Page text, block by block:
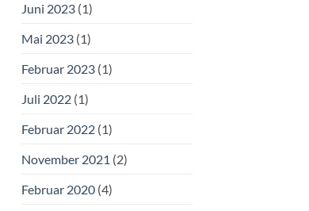
Juni 2023(1)
Mai 2023(1)
Februar 2023(1)
Juli 2022(1)
Februar 2022(1)
November 2021 (2)
Februar 2020(4)